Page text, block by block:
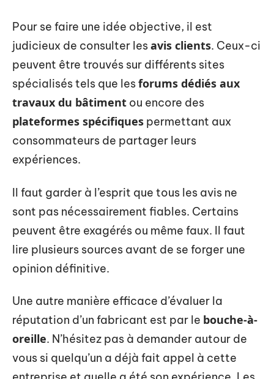
Pour se faire une idée objective, il est
judicieux de consulter lesavis clients. Ceux-ci
peuvent être trouvés sur différents sites
spécialisés tels que lesforums dédiés aux
travaux du bâtiment ou encore des
plateformes spécifiques permettant aux
consommateurs de partager leurs
expériences.
Il faut garder à l’esprit que tous les avis ne
sont pas nécessairement fiables. Certains
peuvent être exagérés ou même faux. Il faut
lire plusieurs sources avant de se forger une
opinion définitive.
Une autre manière efficace d’évaluer la
réputation d’un fabricant est par le bouche-à-
oreille. N’hésitez pas à demander autour de
vous si quelqu’un a déjà fait appel à cette